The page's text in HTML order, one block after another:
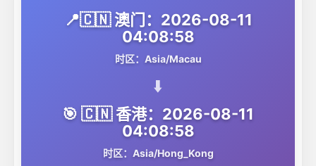
📍🇨🇳 澳门：2026-08-11
04:08:58
时区：Asia/Macau
⬇️
🎯 🇨🇳 香港：2026-08-11
04:08:58
时区：Asia/Hong_Kong